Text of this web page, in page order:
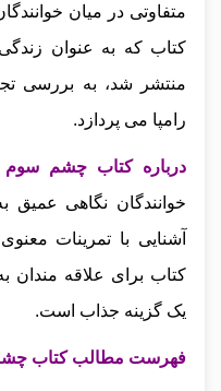
متفاوتی در میان
کتاب که به عنوان
منتشر شد، به بررسی
رامپا می‌ پردازد.
درباره کتاب چشم سوم
خوانندگان نگاهی عمیق
آشنایی با تمرینات
کتاب برای علاقه‌
یک گزینه جذاب است.
فهرست مطالب کتاب چشم